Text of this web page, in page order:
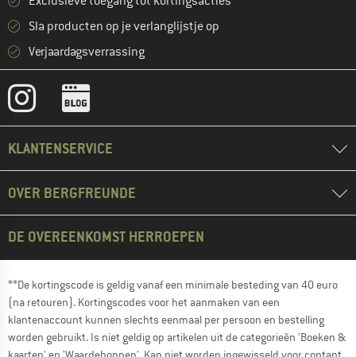
Sla producten op je verlanglijstje op
Verjaardagsverrassing
KLANTENSERVICE
OVER BERGFREUNDE
DE OVEREENKOMST HERROEPEN
**De kortingscode is geldig vanaf een minimale besteding van 40 euro
(na retouren). Kortingscodes voor het aanmaken van een
klantenaccount kunnen slechts eenmaal per persoon en bestelling
worden gebruikt. Is niet geldig op artikelen uit de categorieën 'Boeken &